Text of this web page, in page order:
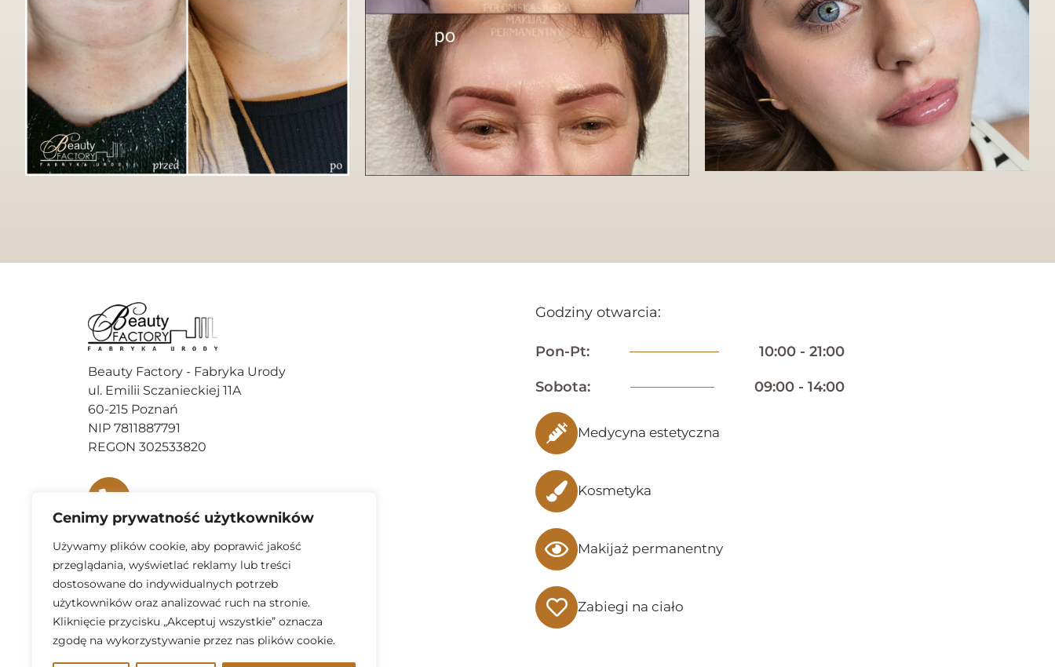
Cenimy prywatność użytkowników
Używamy plików cookie, aby poprawić jakość
przeglądania, wyświetlać reklamy lub treści
dostosowane do indywidualnych potrzeb
użytkowników oraz analizować ruch na stronie.
Kliknięcie przycisku „Akceptuj wszystkie” oznacza
zgodę na wykorzystywanie przez nas plików cookie.
Beauty Factory - Fabryka Urody
ul. Emilii Sczanieckiej 11A
60-215 Poznań
NIP 7811887791
REGON 302533820
recepcja@beauty-factory.pl
Facebook
Godziny otwarcia:
Pon-Pt: 10:00 - 21:00
Sobota: 09:00 - 14:00
Medycyna estetyczna
Kosmetyka
Makijaż permanentny
Zabiegi na ciało